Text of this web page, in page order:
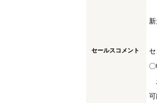
セールスコメント
可